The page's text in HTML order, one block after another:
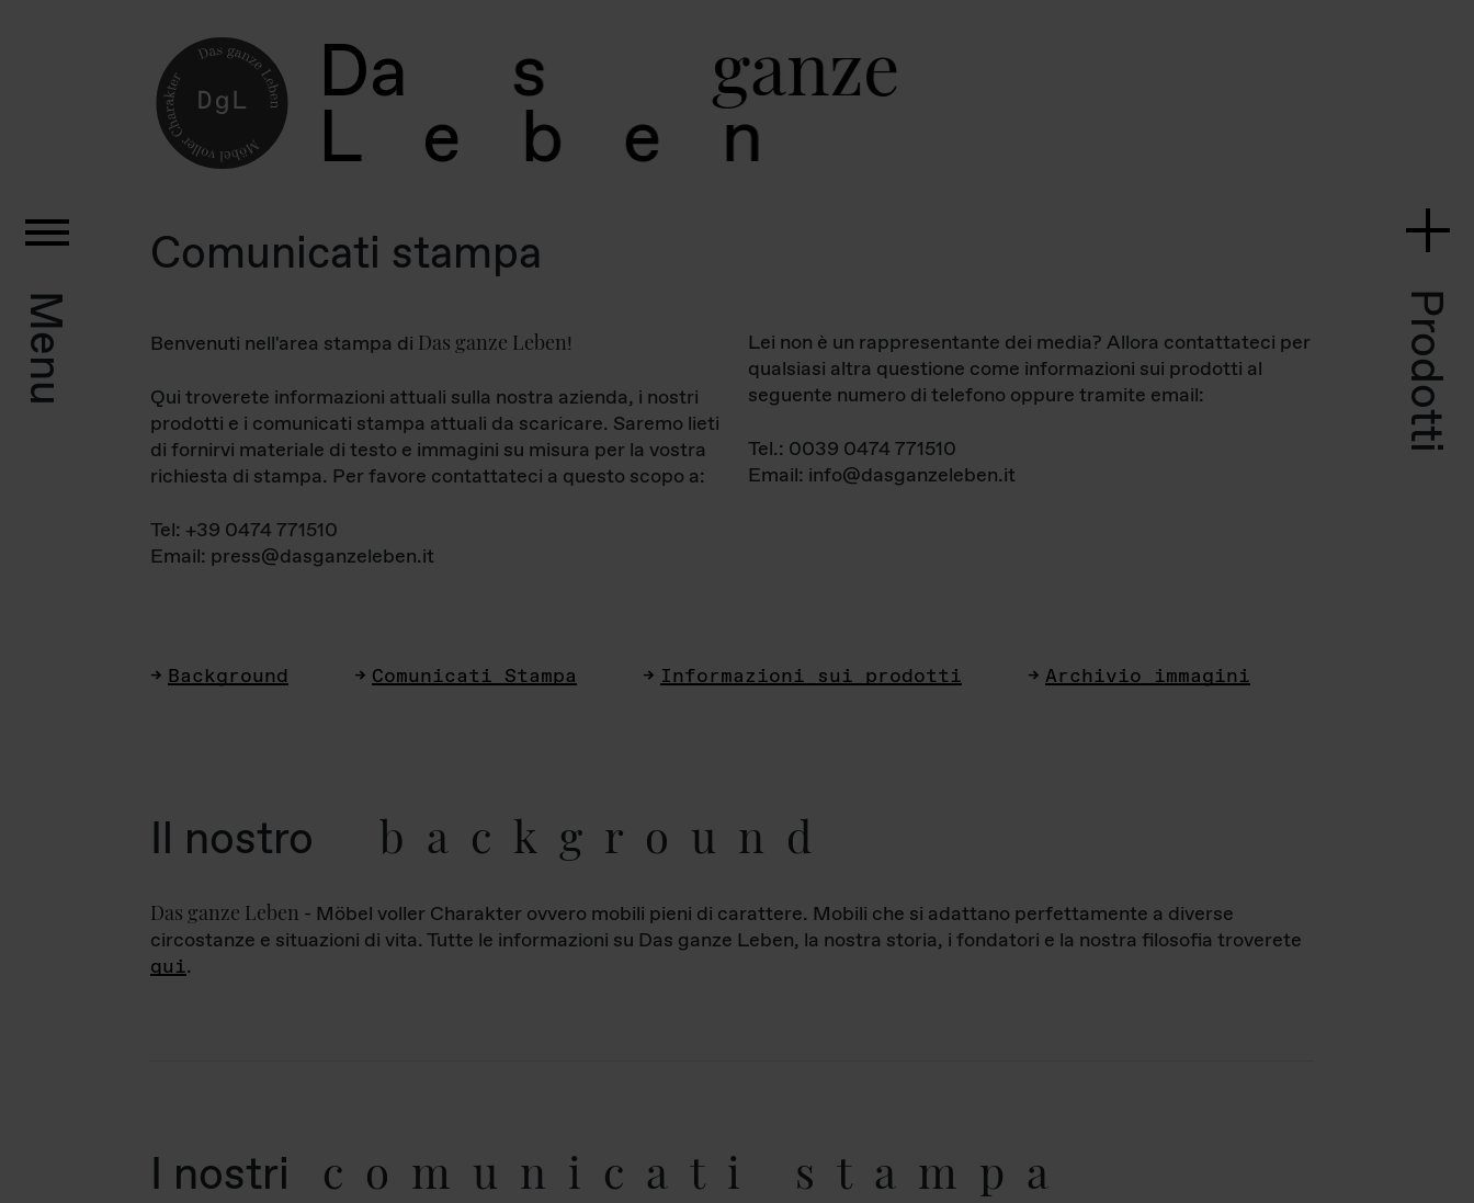
Da s ganz
L e b e
Menu Prodotti
Comunicati stampa
Benvenuti nell'area stampa di Das ganze Leben!
Qui troverete informazioni attuali sulla nostra azienda, i nostri
prodotti e i comunicati stampa attuali da scaricare. Saremo lieti
di fornirvi materiale di testo e immagini su misura per la vostra
richiesta di stampa. Per favore contattateci a questo scopo a:
Tel: +39 0474 771510
Email: press@dasganzeleben.it
Lei non è un rappresentante dei media? Allora contattateci per
qualsiasi altra questione come informazioni sui prodotti al
seguente numero di telefono oppure tramite email:
Tel.: 0039 0474 771510
Email: info@dasganzeleben.it
Background Comunicati Stampa Informazioni sui prodotti Archivio immagini
Il nostro background
Das ganze Leben - Möbel voller Charakter ovvero mobili pieni di carattere. Mobili che si adattano perfettamente a diverse
circostanze e situazioni di vita. Tutte le informazioni su Das ganze Leben, la nostra storia, i fondatori e la nostra filosofia troverete
qui.
I nostri comunicati stampa